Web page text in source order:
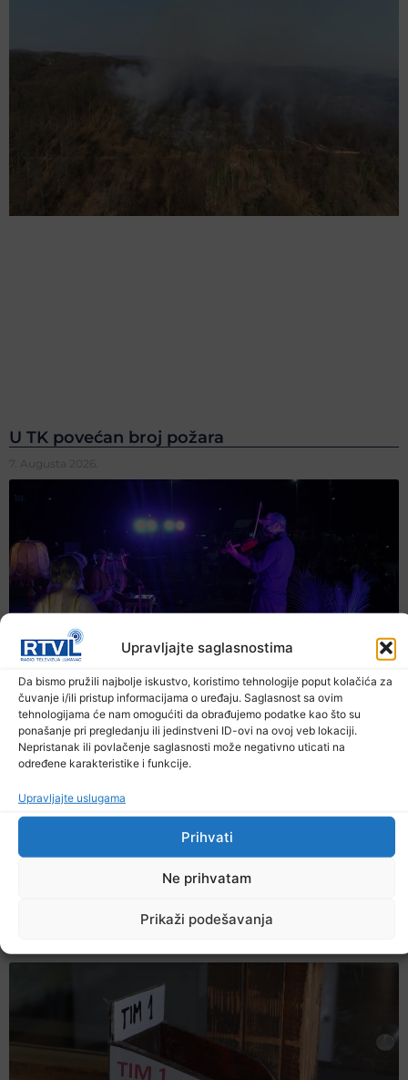
Upravljajte saglasnostima
Da bismo pružili najbolje iskustvo, koristimo tehnologije poput kolačića za
čuvanje i/ili pristup informacijama o uređaju. Saglasnost sa ovim
tehnologijama će nam omogućiti da obrađujemo podatke kao što su
ponašanje pri pregledanju ili jedinstveni ID-ovi na ovoj veb lokaciji.
Nepristanak ili povlačenje saglasnosti može negativno uticati na
određene karakteristike i funkcije.
Upravljajte uslugama
Prihvati
Ne prihvatam
Prikaži podešavanja
U TK povećan broj požara
7. Augusta 2026.
Večer jazza drugačijeg zvuka